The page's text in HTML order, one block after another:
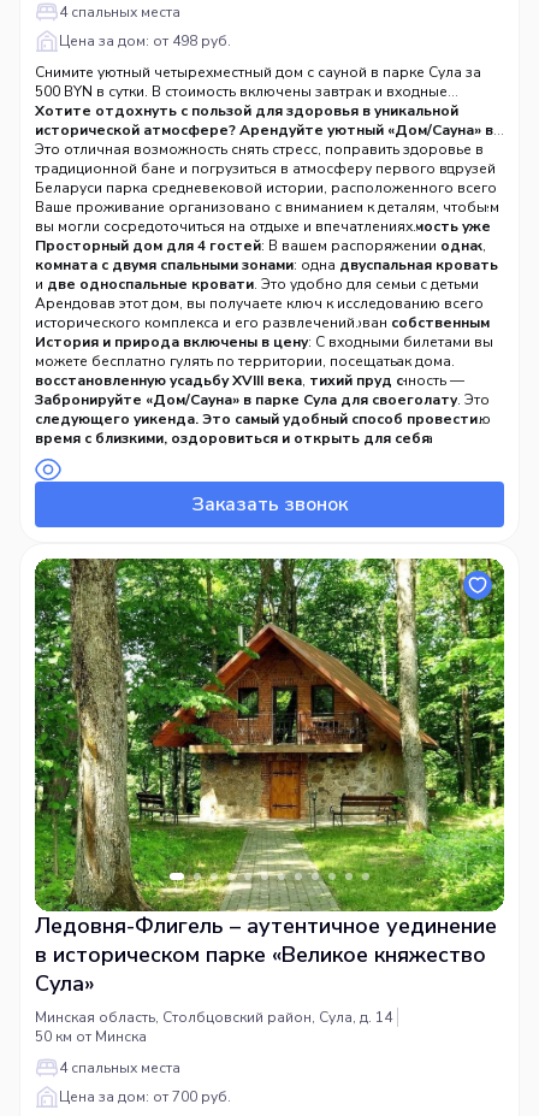
4 спальных места
Цена за дом: от 498 руб.
Снимите уютный четырехместный дом с сауной в парке Сула за
500 BYN в сутки. В стоимость включены завтрак и входные
билеты. Идеально для семьи или друзей.
Хотите отдохнуть с пользой для здоровья в уникальной
исторической атмосфере? Арендуйте уютный «Дом/Сауна» в
парке «Великое княжество Сула» всего за 500 BYN в сутки.
Этот вариант идеально подходит для семьи или компании друзей
до 4 человек. Вы получаете в аренду целый дом —
однокомнатный четырехместный стандарт , оснащенный всем
необходимым для комфортного проживания.В стоимость уже
включены входные билеты на территорию парка и завтрак,
что делает ваш отдых максимально удобным и выгодным.
Это отличная возможность снять стресс, поправить здоровье в
традиционной бане и погрузиться в атмосферу первого в
Беларуси парка средневековой истории, расположенного всего
в 49 км от Минска.
Ваше проживание организовано с вниманием к деталям, чтобы
вы могли сосредоточиться на отдыхе и впечатлениях.
Просторный дом для 4 гостей: В вашем распоряжении одна
комната с двумя спальными зонами: одна двуспальная кровать
и две односпальные кровати. Это удобно для семьи с детьми
или двух пар.
Полное оснащение для жизни : Дом оборудован собственным
санузлом, холодильником, чайником, обеденным столоми
бесплатным Wi-Fi . Вы сможете чувствовать себя как дома.
Дополнительная опция — сауна: Ключевая особенность —
возможностьпосещения сауны за дополнительную плату. Это
идеальный способ завершить активный день и получить порцию
релакса.
Четкие и выгодные условия
за сутки. Расчетный час — с
следующего. Забронировать дом можно по телефонам:
644-54-51, +375 44 544-54-51(прием звонков Ср-Пт с 9:00 до
Арендовав этот дом, вы получаете ключ к исследованию всего
исторического комплекса и его развлечений.
История и природа включены в цену: С входными билетами вы
можете бесплатно гулять по территории, посещать
восстановленную усадьбу XVIII века, тихий пруд с
реликтовыми деревьямии другие объекты парка.
Активный отдых на любой вкус: За дополнительную плату
доступнывертолетные и конные прогулки, катание на
драккаре викингов
тематические экскурсии и мастер-классы.
Оздоровление и релакс
или заказатьспа-процедуры, чтобы полностью
несколько ресторанов, где подают блюда национальной кухни.
Также здесь можно провести свадьбу, корпоратив или праздник.
Забронируйте «Дом/Сауна» в парке Сула для своего
следующего уикенда. Это самый удобный способ провести
время с близкими, оздоровиться и открыть для себя
удивительный мир белорусской истории всего в часе езды от
города.
Заказать звонок
Ледовня-Флигель – аутентичное уединение
в историческом парке «Великое княжество
Сула»
Минская область, Столбцовский район, Сула, д. 14
50 км от Минска
4 спальных места
Цена за дом: от 700 руб.